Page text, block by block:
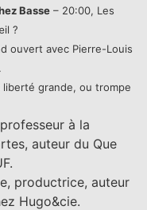
Basse – 20:00, Les
?
ouvert avec Pierre-Louis
grande, ou trompe
à la
auteur du Que
productrice, auteur
Hugo&cie.